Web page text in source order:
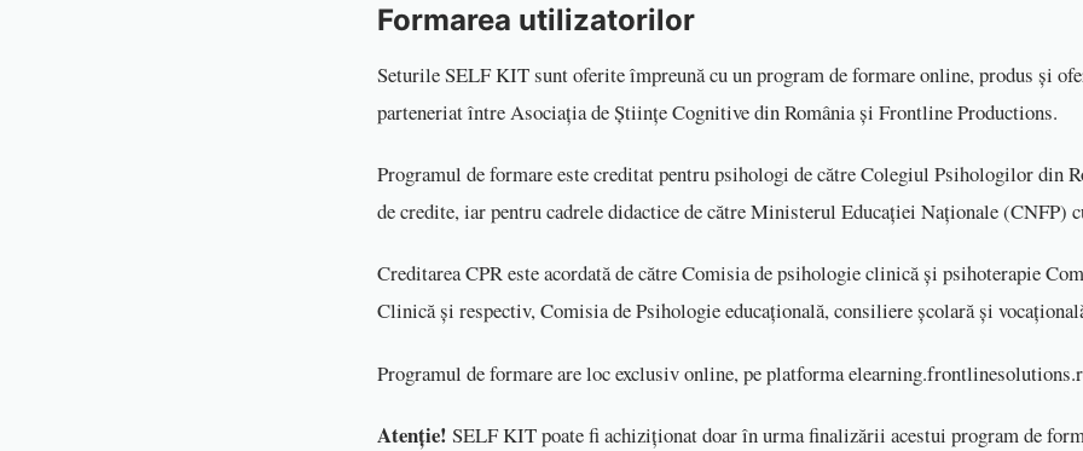
Formarea utilizatorilor
Seturile SELF KIT sunt oferite împreună cu un program de formare online, produs și
parteneriat între Asociația de Științe Cognitive din România și Frontline Productions.
Programul de formare este creditat pentru psihologi de către Colegiul Psihologilor din
de credite, iar pentru cadrele didactice de către Ministerul Educației Naționale (CNFP)
Creditarea CPR este acordată de către Comisia de psihologie clinică și psihoterapie
Clinică și respectiv, Comisia de Psihologie educațională, consiliere școlară și
Programul de formare are loc exclusiv online, pe platforma
Atenție! SELF KIT poate fi achiziționat doar în urma finalizării acestui program de